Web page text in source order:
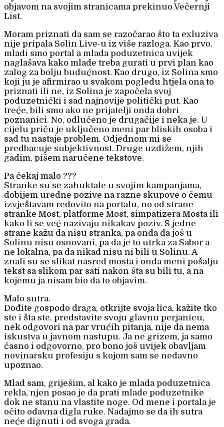
objavom na svojim stranicama prekinuo Večernji
List.
Moram priznati da sam se razočarao što ta exluziva
nije pripala Solin Live-u iz više razloga. Kao prvo,
mladi smo portal a mlada poduzetnica uvijek
naglašava kako mlade treba gurati u prvi plan kao
zalog za bolju budućnost. Kao drugo, iz Solina smo
koji ju je afirmirao u svakom pogledu htjela ona to
priznati ili ne, iz Solina je započela svoj
poduzetnički i sad najnovije politički put. Kao
treće, bili smo ako ne prijatelji onda dobri
poznanici. No, odlučeno je drugačije i neka je. U
cijelu priču je uključeno meni par bliskih osoba i
sad tu nastaje problem. Odjednom mi se
predbacuje subjektivnost. Druge uzdižem, njih
gadim, pišem naručene tekstove.
Pa čekaj malo ???
Stranke su se zahuktale u svojim kampanjama,
dobijem uredne pozive na razne skupove o čemu
izvještavam redovito na portalu, no od strane
stranke Most, platforme Most, simpatizera Mosta ili
kako li se već nazivaju nikakav poziv. S jedne
strane kažu da nisu stranka, pa onda da još u
Solinu nisu osnovani, pa da je to utrka za Sabor a
ne lokalna, pa da nikad nisu ni bili u Solinu. A
znali su se slikat nasred mosta i onda meni pošalju
tekst sa slikom par sati nakon šta su bili tu, a na
kojemu ja nisam bio da to objavim.
Malo sutra.
Dođite gospodo draga, otkrijte svoja lica, kažite tko
ste i šta ste, predstavite svoju glavnu perjanicu,
nek odgovori na par vrućih pitanja, nije da nema
iskustva u javnom nastupu. Ja ne grizem, ja samo
časno i odgovorno, pro bono još uvijek obavljam
novinarsku profesiju s kojom sam se nedavno
upoznao.
Mlad sam, griješim, al kako je mlada poduzetnica
rekla, njen posao je da prati mlade poduzetnike
dok ne stanu na vlastite noge. Od mene i portala je
očito odavna digla ruke. Nadajmo se da ih sutra
neće dignuti i od svoga grada.